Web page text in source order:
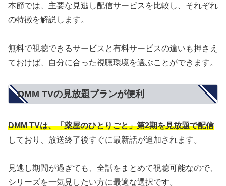
本節では、主要な見逃し配信サービスを比較し、それぞれ
の特徴を解説します。
無料で視聴できるサービスと有料サービスの違いも押さえ
ておけば、自分に合った視聴環境を選ぶことができます。
DMM TVの見放題プランが便利
DMM TVは、「薬屋のひとりごと」第2期を見放題で配信
しており、放送終了後すぐに最新話が追加されます。
見逃し期間が過ぎても、全話をまとめて視聴可能なので、
シリーズを一気見したい方に最適な選択です。